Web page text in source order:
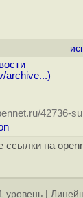
archive...)
42736-
ссылки на
уровень